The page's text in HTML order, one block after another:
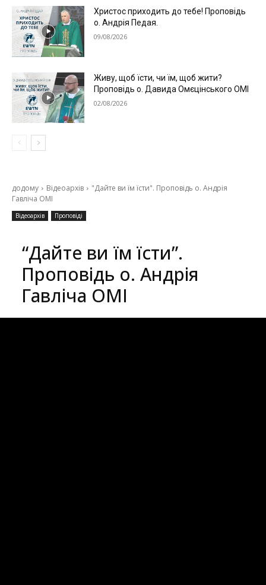
Христос приходить до тебе! Проповідь
о. Андрія Педая.
09/08/2026
Живу, щоб їсти, чи їм, щоб жити?
Проповідь о. Давида Омєцінського ОМІ
02/08/2026